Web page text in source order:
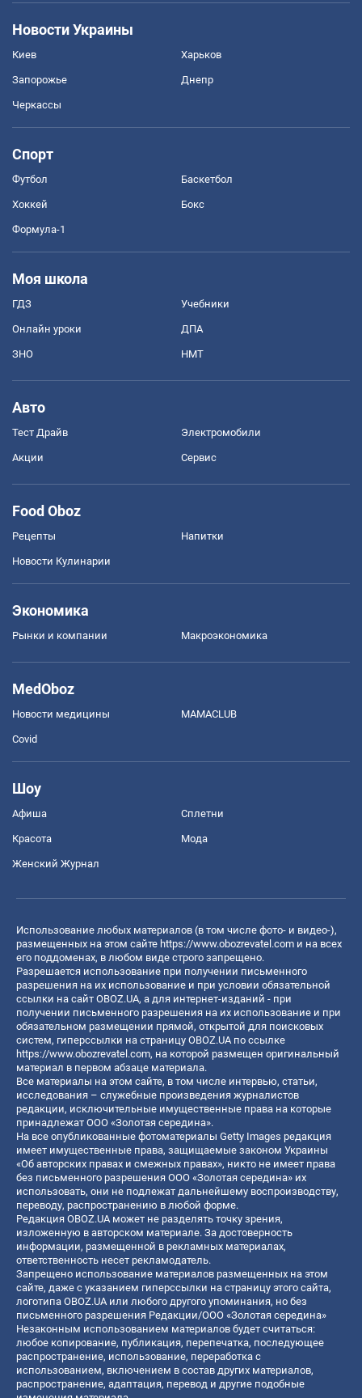
Новости Украины
Киев Харьков
Запорожье Днепр
Черкассы
Спорт
Футбол Баскетбол
Хоккей Бокс
Формула-1
Моя школа
ГДЗ Учебники
Онлайн уроки ДПА
ЗНО НМТ
Авто
Тест Драйв Электромобили
Акции Сервис
Food Oboz
Рецепты Напитки
Новости Кулинарии
Экономика
Рынки и компании Mакроэкономика
MedOboz
Новости медицины MAMACLUB
Covid
Шоу
Афиша Сплетни
Красота Мода
Женский Журнал
Использование любых материалов (в том числе фото- и видео-),
размещенных на этом сайте https://www.obozrevatel.com и на всех
его поддоменах, в любом виде строго запрещено.
Разрешается использование при получении письменного
разрешения на их использование и при условии обязательной
ссылки на сайт OBOZ.UA, а для интернет-изданий - при
получении письменного разрешения на их использование и при
обязательном размещении прямой, открытой для поисковых
систем, гиперссылки на страницу OBOZ.UA по ссылке
https://www.obozrevatel.com, на которой размещен оригинальный
материал в первом абзаце материала.
Все материалы на этом сайте, в том числе интервью, статьи,
исследования – служебные произведения журналистов
редакции, исключительные имущественные права на которые
принадлежат ООО «Золотая середина».
На все опубликованные фотоматериалы Getty Images редакция
имеет имущественные права, защищаемые законом Украины
«Об авторских правах и смежных правах», никто не имеет права
без письменного разрешения ООО «Золотая середина» их
использовать, они не подлежат дальнейшему воспроизводству,
переводу, распространению в любой форме.
Редакция OBOZ.UA может не разделять точку зрения,
изложенную в авторском материале. За достоверность
информации, размещенной в рекламных материалах,
ответственность несет рекламодатель.
Запрещено использование материалов размещенных на этом
сайте, даже с указанием гиперссылки на страницу этого сайта,
логотипа OBOZ.UA или любого другого упоминания, но без
письменного разрешения Редакции/ООО «Золотая середина»
Незаконным использованием материалов будет считаться:
любое копирование, публикация, перепечатка, последующее
распространение, использование, переработка с
использованием, включением в состав других материалов,
распространение, адаптация, перевод и другие подобные